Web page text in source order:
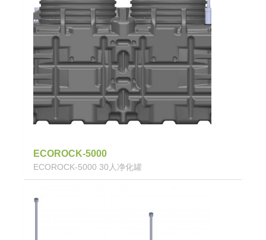
ECOROCK-5000
ECOROCK-5000 30人净化罐